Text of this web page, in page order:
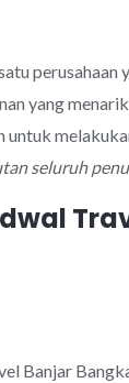
yang
seluruh
Banjar